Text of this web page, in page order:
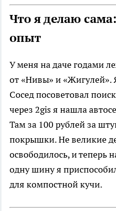
Что я делаю
опыт
У меня на даче годами
от «Нивы» и «Жигулей».
Сосед посоветовал
через 2gis я нашла
Там за 100 рублей за
покрышки. Не великие
освободилось, и теперь
одну шину я
для компостной кучи.